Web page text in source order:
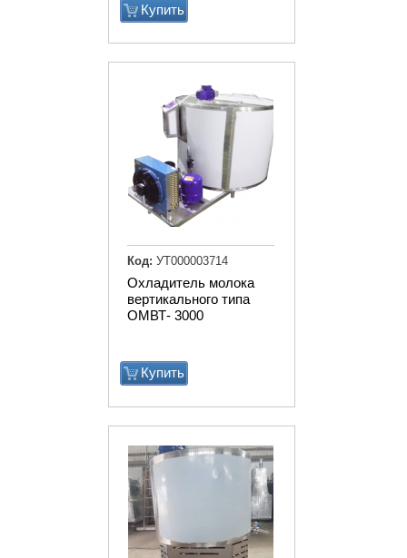
Купить
Охладитель молока
вертикального типа
ОМВТ- 3000
Купить
Код: УТ000003714